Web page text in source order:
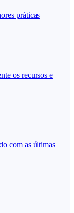
práticas
os recursos e
com as últimas